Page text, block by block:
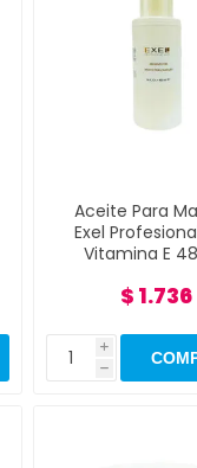
Aceite Para
Exel
Vitamina E
$ 1.736
i
h